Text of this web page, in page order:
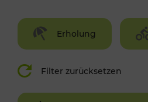
Erholung
Filter zurücksetzen